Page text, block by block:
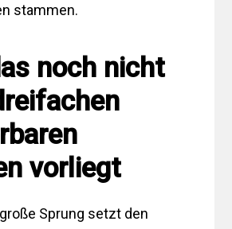
stammen.
noch nicht
vorliegt
Sprung setzt den